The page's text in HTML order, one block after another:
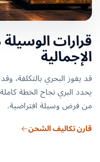
قرارات الوسيلة
الإجمالية
قد يفوز البحري بالتكلفة،
يحدد البري نجاح الخطة
من فرض وسيلة افتراضية.
قارن تكاليف الشحن